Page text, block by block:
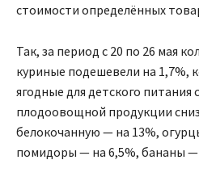
стоимости определённых
Так, за период с 20 по 26 мая
куриные подешевели на 1,7%,
ягодные для детского питания
плодоовощной продукции
белокочанную — на 13%,
помидоры — на 6,5%, бананы —